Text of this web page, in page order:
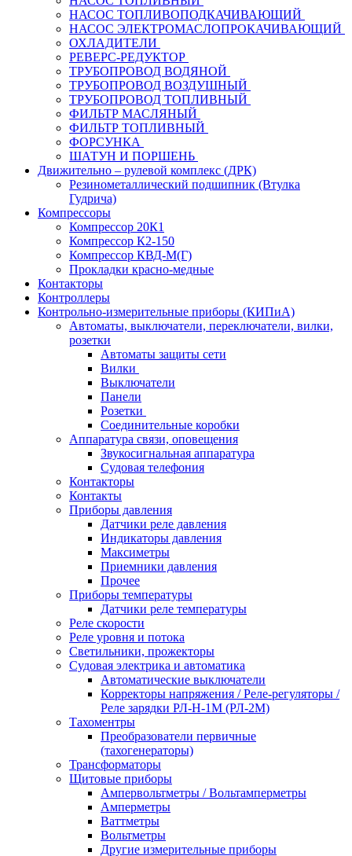
НАСОС ТОПЛИВОПОДКАЧИВАЮЩИЙ
НАСОС ЭЛЕКТРОМАСЛОПРОКАЧИВАЮЩИЙ
ОХЛАДИТЕЛИ
РЕВЕРС-РЕДУКТОР
ТРУБОПРОВОД ВОДЯНОЙ
ТРУБОПРОВОД ВОЗДУШНЫЙ
ТРУБОПРОВОД ТОПЛИВНЫЙ
ФИЛЬТР МАСЛЯНЫЙ
ФИЛЬТР ТОПЛИВНЫЙ
ФОРСУНКА
ШАТУН И ПОРШЕНЬ
Движительно – рулевой комплекс (ДРК)
Резинометаллический подшипник (Втулка
Гудрича)
Компрессоры
Компрессор 20К1
Компрессор К2-150
Компрессор КВД-М(Г)
Прокладки красно-медные
Контакторы
Контроллеры
Контрольно-измерительные приборы (КИПиА)
Автоматы, выключатели, переключатели, вилки,
розетки
Автоматы защиты сети
Вилки
Выключатели
Панели
Розетки
Соединительные коробки
Аппаратура связи, оповещения
Звукосигнальная аппаратура
Судовая телефония
Контакторы
Контакты
Приборы давления
Датчики реле давления
Индикаторы давления
Максиметры
Приемники давления
Прочее
Приборы температуры
Датчики реле температуры
Реле скорости
Реле уровня и потока
Светильники, прожекторы
Судовая электрика и автоматика
Автоматические выключатели
Корректоры напряжения / Реле-регуляторы /
Реле зарядки РЛ-Н-1М (РЛ-2М)
Тахоментры
Преобразователи первичные
(тахогенераторы)
Трансформаторы
Щитовые приборы
Ампервольтметры / Вольтамперметры
Амперметры
Ваттметры
Вольтметры
Другие измерительные приборы